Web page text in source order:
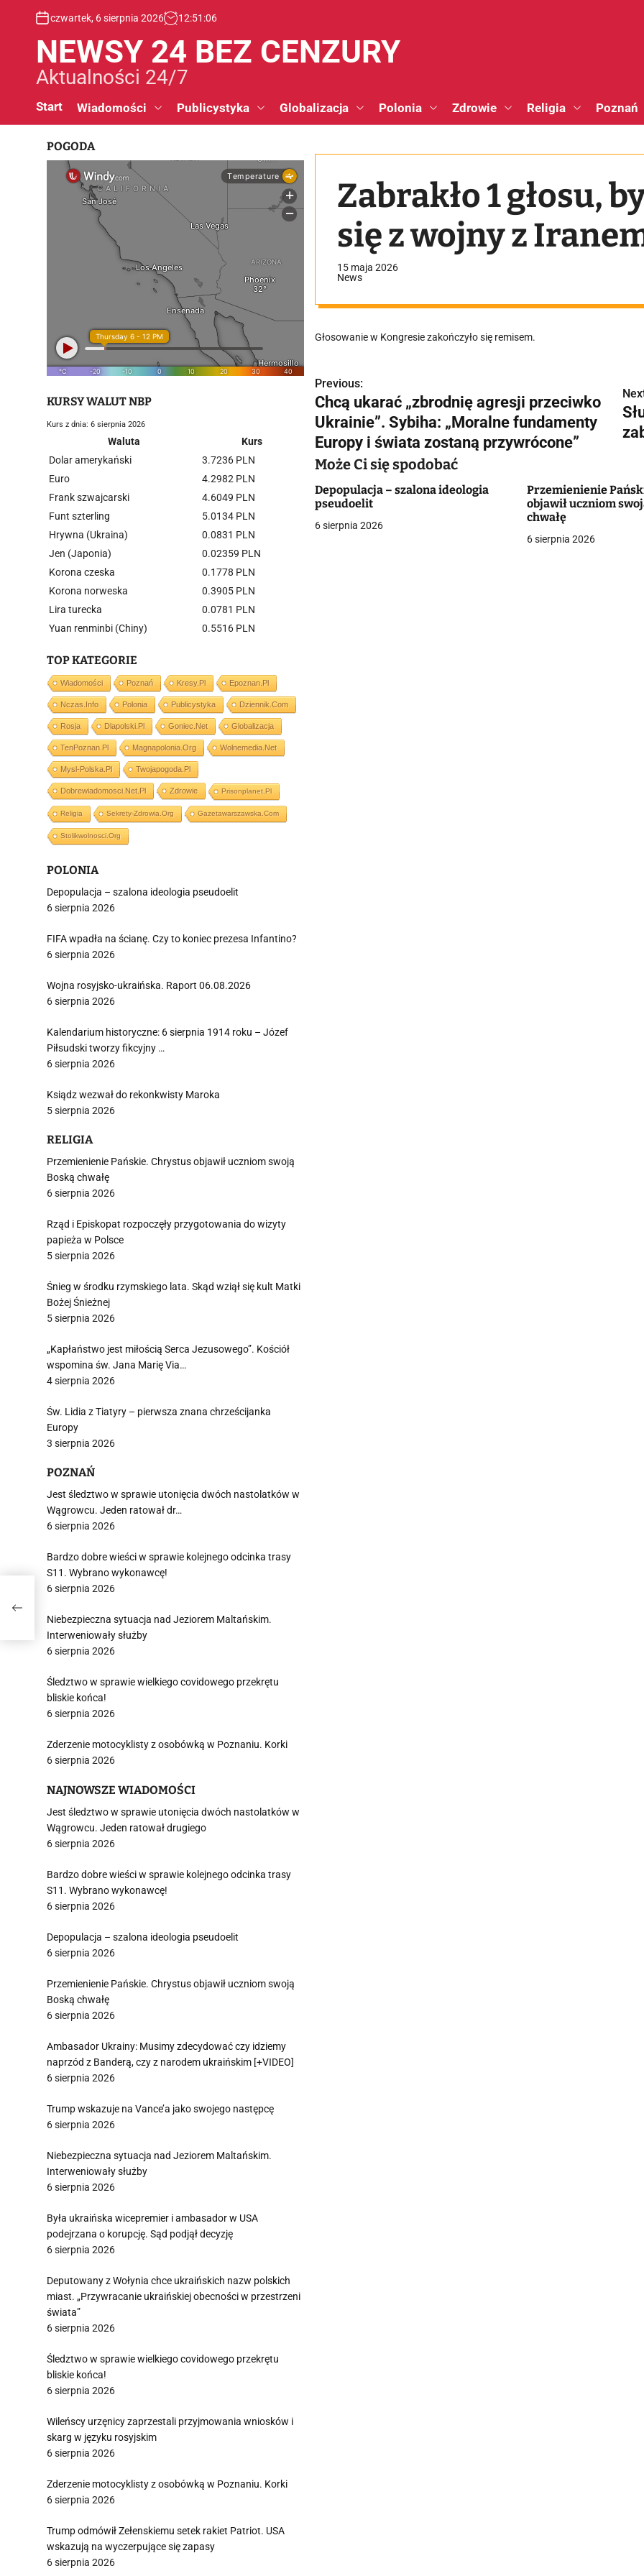
czwartek, 6 sierpnia 2026 12:51 :07
NEWSY 24 BEZ CENZURY
Aktualności 24/7
Start Wiadomości Publicystyka Globalizacja Polonia Zdrowie Religia Poznań
Zabrakło 1 głosu,
się z wojny z
15 maja 2026
News
Głosowanie w Kongresie zakończyło się remisem.
N
a
w
i
g
a
Previous:
Chcą ukarać „zbrodnię agresji przeciwko
Ukrainie”. Sybiha: „Moralne fundamenty
Europy i świata zostaną przywrócone”
Może Ci się spodobać
Depopulacja – szalona ideologia
pseudoelit
6 sierpnia 2026
Przemienienie
objawił uczniom
chwałę
6 sierpnia 2026
POGODA
KURSY WALUT NBP
Kurs z dnia: 6 sierpnia 2026
Waluta
Kurs
Dolar amerykański
3.7236 PLN
Euro
4.2982 PLN
Frank szwajcarski
4.6049 PLN
Funt szterling
5.0134 PLN
Hrywna (Ukraina)
0.0831 PLN
Jen (Japonia)
0.02359 PLN
Korona czeska
0.1778 PLN
Korona norweska
0.3905 PLN
Lira turecka
0.0781 PLN
Yuan renminbi (Chiny)
0.5516 PLN
TOP KATEGORIE
Wiadomości Poznań Kresy.pl Epoznan.pl
Nczas.info Polonia Publicystyka Dziennik.com
Rosja Dlapolski.pl Goniec.net Globalizacja
TenPoznan.pl Magnapolonia.org Wolnemedia.net
Mysl-Polska.pl Twojapogoda.pl
Dobrewiadomosci.net.pl Zdrowie Prisonplanet.pl
Religia Sekrety-Zdrowia.org Gazetawarszawska.com
Stolikwolnosci.org
POLONIA
Depopulacja – szalona ideologia pseudoelit
6 sierpnia 2026
FIFA wpadła na ścianę. Czy to koniec prezesa Infantino?
6 sierpnia 2026
Wojna rosyjsko-ukraińska. Raport 06.08.2026
6 sierpnia 2026
Kalendarium historyczne: 6 sierpnia 1914 roku – Józef
Piłsudski tworzy fikcyjny …
6 sierpnia 2026
Ksiądz wezwał do rekonkwisty Maroka
5 sierpnia 2026
RELIGIA
Przemienienie Pańskie. Chrystus objawił uczniom swoją
Boską chwałę
6 sierpnia 2026
Rząd i Episkopat rozpoczęły przygotowania do wizyty
papieża w Polsce
5 sierpnia 2026
Śnieg w środku rzymskiego lata. Skąd wziął się kult Matki
Bożej Śnieżnej
5 sierpnia 2026
„Kapłaństwo jest miłością Serca Jezusowego”. Kościół
wspomina św. Jana Marię Via…
4 sierpnia 2026
Św. Lidia z Tiatyry – pierwsza znana chrześcijanka
Europy
3 sierpnia 2026
POZNAŃ
Jest śledztwo w sprawie utonięcia dwóch nastolatków w
Wągrowcu. Jeden ratował dr…
6 sierpnia 2026
Bardzo dobre wieści w sprawie kolejnego odcinka trasy
S11. Wybrano wykonawcę!
6 sierpnia 2026
Niebezpieczna sytuacja nad Jeziorem Maltańskim.
Interweniowały służby
6 sierpnia 2026
Śledztwo w sprawie wielkiego covidowego przekrętu
bliskie końca!
6 sierpnia 2026
Zderzenie motocyklisty z osobówką w Poznaniu. Korki
6 sierpnia 2026
NAJNOWSZE WIADOMOŚCI
Jest śledztwo w sprawie utonięcia dwóch nastolatków w
Wągrowcu. Jeden ratował drugiego
6 sierpnia 2026
Bardzo dobre wieści w sprawie kolejnego odcinka trasy
S11. Wybrano wykonawcę!
6 sierpnia 2026
Depopulacja – szalona ideologia pseudoelit
6 sierpnia 2026
Przemienienie Pańskie. Chrystus objawił uczniom swoją
Boską chwałę
6 sierpnia 2026
Ambasador Ukrainy: Musimy zdecydować czy idziemy
naprzód z Banderą, czy z narodem ukraińskim [+VIDEO]
6 sierpnia 2026
Trump wskazuje na Vance’a jako swojego następcę
6 sierpnia 2026
Niebezpieczna sytuacja nad Jeziorem Maltańskim.
Interweniowały służby
6 sierpnia 2026
Była ukraińska wicepremier i ambasador w USA
podejrzana o korupcję. Sąd podjął decyzję
6 sierpnia 2026
Deputowany z Wołynia chce ukraińskich nazw polskich
miast. „Przywracanie ukraińskiej obecności w przestrzeni
świata”
6 sierpnia 2026
Śledztwo w sprawie wielkiego covidowego przekrętu
bliskie końca!
6 sierpnia 2026
Wileńscy urzęnicy zaprzestali przyjmowania wniosków i
skarg w języku rosyjskim
6 sierpnia 2026
Zderzenie motocyklisty z osobówką w Poznaniu. Korki
6 sierpnia 2026
Trump odmówił Zełenskiemu setek rakiet Patriot. USA
wskazują na wyczerpujące się zapasy
6 sierpnia 2026
i